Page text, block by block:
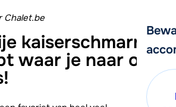
Chalet.be
kaiserschmarrn;
waar je naar op